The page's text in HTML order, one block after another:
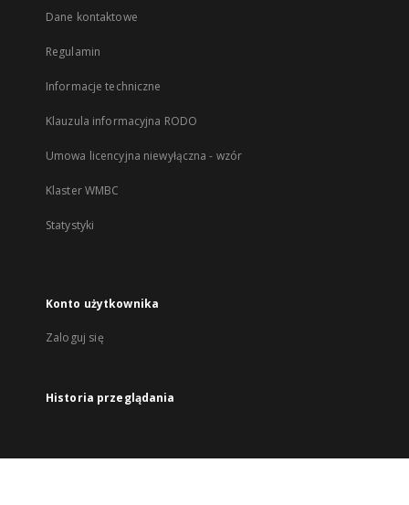
Dane kontaktowe
Regulamin
Informacje techniczne
Klauzula informacyjna RODO
Umowa licencyjna niewyłączna - wzór
Klaster WMBC
Statystyki
Konto użytkownika
Zaloguj się
Historia przeglądania